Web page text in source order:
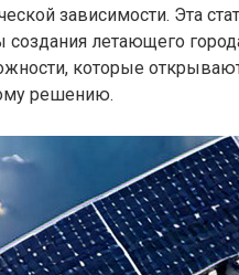
зависимости. Эта
создания летающего
которые
решению.